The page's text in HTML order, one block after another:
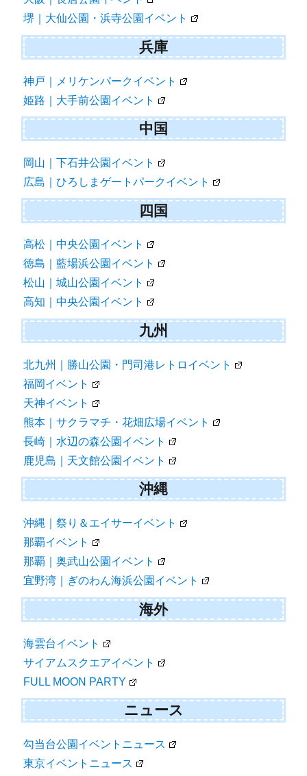
堺｜大仙公園・浜寺公園イベント
兵庫
神戸｜メリケンパークイベント
姫路｜大手前公園イベント
中国
岡山｜下石井公園イベント
広島｜ひろしまゲートパークイベント
四国
高松｜中央公園イベント
徳島｜藍場浜公園イベント
松山｜城山公園イベント
高知｜中央公園イベント
九州
北九州｜勝山公園・門司港レトロイベント
福岡イベント
天神イベント
熊本｜サクラマチ・花畑広場イベント
長崎｜水辺の森公園イベント
鹿児島｜天文館公園イベント
沖縄
沖縄｜祭り＆エイサーイベント
那覇イベント
那覇｜奥武山公園イベント
宜野湾｜ぎのわん海浜公園イベント
海外
海雲台イベント
サイアムスクエアイベント
FULL MOON PARTY
ニュース
勾当台公園イベントニュース
東京イベントニュース